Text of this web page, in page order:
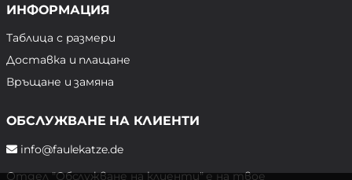
ИНФОРМАЦИЯ
Таблица с размери
Доставка и плащане
Връщане и замяна
ОБСЛУЖВАНЕ НА КЛИЕНТИ
info@faulekatze.de
Отдел "Обслужване на клиенти" е на твое